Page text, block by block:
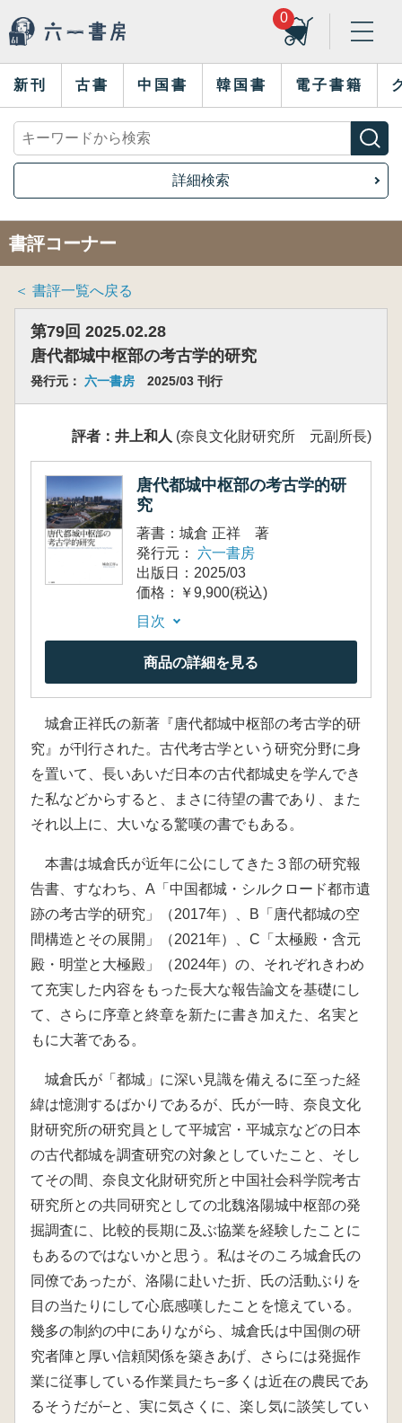
0
新刊 古書 中国書 韓国書 電子書籍
詳細検索
書評コーナー
＜ 書評一覧へ戻る
第79回 2025.02.28
唐代都城中枢部の考古学的研究
発行元： 六一書房 2025/03 刊行
評者：井上和人 (奈良文化財研究所 元副所長)
唐代都城中枢部の考古学的研
究
著書：城倉 正祥 著
発行元： 六一書房
出版日：2025/03
価格：￥9,900(税込)
目次
商品の詳細を見る
城倉正祥氏の新著『唐代都城中枢部の考古学的研
究』が刊行された。古代考古学という研究分野に身
を置いて、長いあいだ日本の古代都城史を学んでき
た私などからすると、まさに待望の書であり、また
それ以上に、大いなる驚嘆の書でもある。
本書は城倉氏が近年に公にしてきた３部の研究報
告書、すなわち、A「中国都城・シルクロード都市遺
跡の考古学的研究」（2017年）、B「唐代都城の空
間構造とその展開」（2021年）、C「太極殿・含元
殿・明堂と大極殿」（2024年）の、それぞれきわめ
て充実した内容をもった長大な報告論文を基礎にし
て、さらに序章と終章を新たに書き加えた、名実と
もに大著である。
城倉氏が「都城」に深い見識を備えるに至った経
緯は憶測するばかりであるが、氏が一時、奈良文化
財研究所の研究員として平城宮・平城京などの日本
の古代都城を調査研究の対象としていたこと、そし
てその間、奈良文化財研究所と中国社会科学院考古
研究所との共同研究としての北魏洛陽城中枢部の発
掘調査に、比較的長期に及ぶ協業を経験したことに
もあるのではないかと思う。私はそのころ城倉氏の
同僚であったが、洛陽に赴いた折、氏の活動ぶりを
目の当たりにして心底感嘆したことを憶えている。
幾多の制約の中にありながら、城倉氏は中国側の研
究者陣と厚い信頼関係を築きあげ、さらには発掘作
業に従事している作業員たち−多くは近在の農民であ
るそうだが−と、実に気さくに、楽し気に談笑してい